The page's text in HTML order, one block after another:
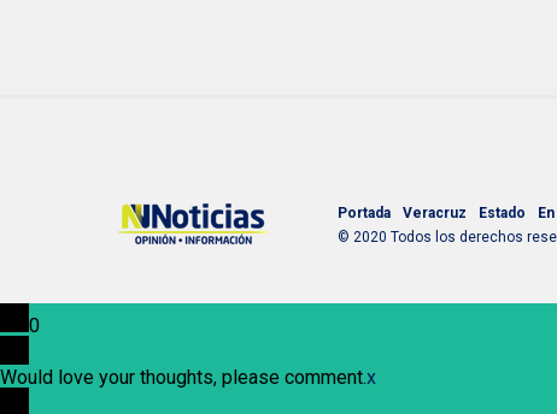
Portada Veracruz Estado
© 2020 Todos los derechos
0
Would love your thoughts, please comment.x